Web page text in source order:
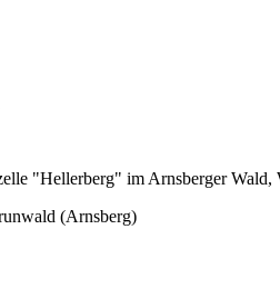
"Hellerberg" im Arnsberger Wald,
(Arnsberg)